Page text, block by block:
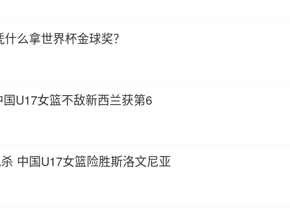
么拿世界杯金球奖？
U17女篮不敌新西兰获第6
中国U17女篮险胜斯洛文尼亚